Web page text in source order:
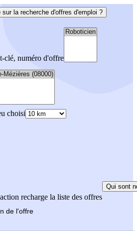
sur la recherche d'offres d'emploi ?
clé, numéro d'offre
choisi
recharge la liste des offres
Qui sont
de l'offre